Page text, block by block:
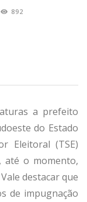
892
a prefeito
do Estado
Eleitoral (TSE)
até o momento,
destacar que
de impugnação